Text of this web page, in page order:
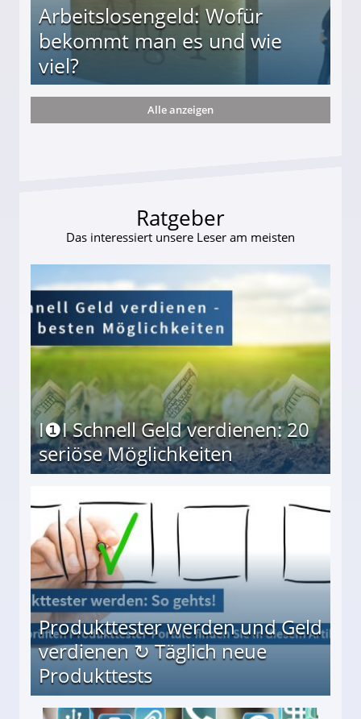
Arbeitslosengeld: Wofür
bekommt man es und wie
viel?
und wie viel?
Alle anzeigen
Ratgeber
Das interessiert unsere Leser am meisten
I❶I Schnell Geld verdienen: 20
seriöse Möglichkeiten
Produkttester werden und Geld
verdienen ↻ Täglich neue
Produkttests
↻ Täglich neue Produkttests